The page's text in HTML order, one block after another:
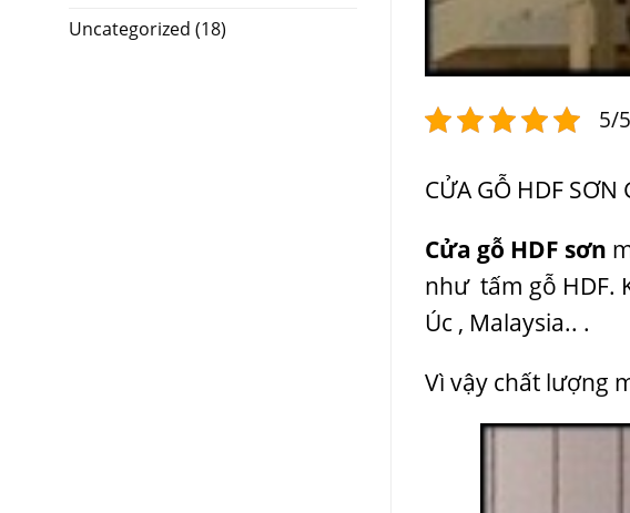
Uncategorized (18)
5/
CỬA GỖ HDF SƠN
Cửa gỗ HDF sơn
như tấm gỗ HDF.
Úc , Malaysia.. .
Vì vậy chất lượng